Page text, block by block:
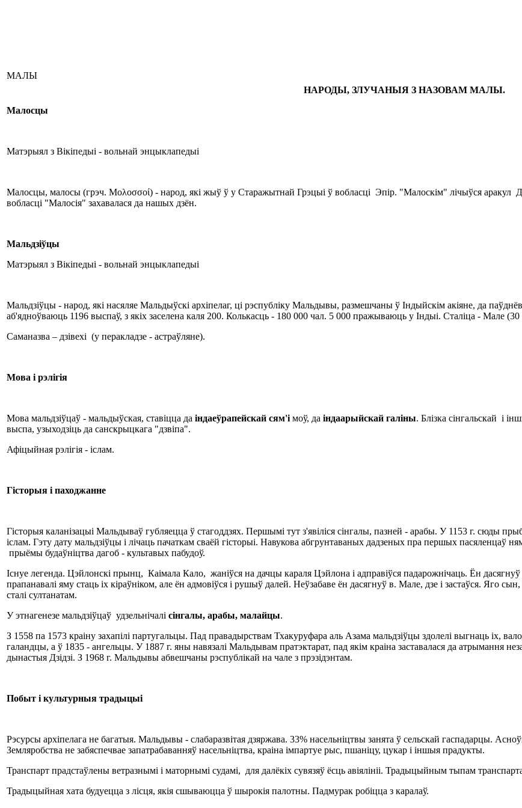
МАЛЫ
НАРОДЫ, ЗЛУЧАНЫЯ З НАЗОВАМ МАЛЫ.
Малосцы
Матэрыял з Вікіпедыі - вольнай энцыклапедыі
Малосцы, малосы (грэч. Μολοσσοί) - народ, які жыў ў у Старажытнай Грэцыі ў вобласці Эпір. "Малоскім" лічыўся аракул
вобласці "Малосія" захавалася да нашых дзён.
Мальдзіўцы
Матэрыял з Вікіпедыі - вольнай энцыклапедыі
Мальдзіўцы - народ, які насяляе Мальдыўскі архіпелаг, ці рэспубліку Мальдывы, размешчаны ў Індыйскім акіяне, да
аб'ядноўваюць 1196 выспаў, з якіх заселена каля 200. Колькасць - 180 000 чал. 5 000 пражываюць у Індыі. Сталіца - Мале (30
Саманазва – дзівехі (у перакладзе - астраўляне).
Мова і рэлігія
Мова мальдзіўцаў - мальдыўская, ставіцца да індаеўрапейскай сям'і моў, да індаарыйскай галіны. Блізка сінгальскай і
выспа, узыходзіць да санскрыцкага "дзвіпа".
Афіцыйная рэлігія - іслам.
Гісторыя і паходжанне
Гісторыя каланізацыі Мальдываў губляецца ў стагоддзях. Першымі тут з'явіліся сінгалы, пазней - арабы. У 1153 г. сюды
іслам. Гэту дату мальдзіўцы і лічаць пачаткам сваёй гісторыі. Навукова абгрунтаваных дадзеных пра першых пасяленцаў
прыёмы будаўніцтва дагоб - культавых пабудоў.
Існуе легенда. Цэйлонскі прынц, Каімала Кало, жаніўся на дачцы караля Цэйлона і адправіўся падарожнічаць. Ён
прапанавалі яму стаць іх кіраўніком, але ён адмовіўся і рушыў далей. Неўзабаве ён дасягнуў в. Мале, дзе і застаўся.
сталі султанатам.
У этнагенезе мальдзіўцаў удзельнічалі сінгалы, арабы, малайцы.
З 1558 па 1573 краіну захапілі партугальцы. Пад правадырствам Тхакуруфара аль Азама мальдзіўцы здолелі выгнаць іх,
галандцы, а ў 1835 - ангельцы. У 1887 г. яны навязалі Мальдывам пратэктарат, пад якім краіна заставалася да атрымання
дынастыя Дзідзі. З 1968 г. Мальдывы абвешчаны рэспублікай на чале з прэзідэнтам.
Побыт і культурныя традыцыі
Рэсурсы архіпелага не багатыя. Мальдывы - слабаразвітая дзяржава. 33% насельніцтвы занята ў сельскай гаспадарцы.
Земляробства не забяспечвае запатрабаванняў насельніцтва, краіна імпартуе рыс, пшаніцу, цукар і іншыя прадукты.
Транспарт прадстаўлены ветразнымі і маторнымі судамі, для далёкіх сувязяў ёсць авіялініі. Традыцыйным тыпам
Традыцыйная хата будуецца з лісця, якія сшываюцца ў шырокія палотны. Падмурак робіцца з каралаў.